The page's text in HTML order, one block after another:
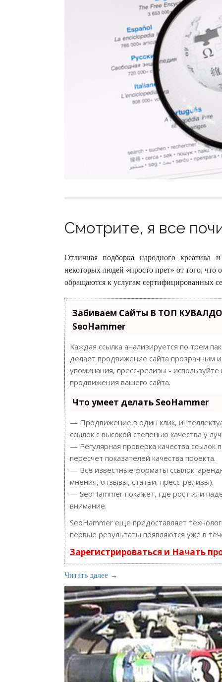
Смотрите, я все
Отличная подборка народного креатива
некоторых людей «просто прет» от того,
обращаются к услугам сертифицированных
Забиваем Сайты В ТОП
SeoHammer
Каждая ссылка анализируется по трем
делает продвижение сайта прозрачным
упоминания, пресс-релизы -
продвижения вашего сайта.
Что умеет делать SeoHammer
— Продвижение в один клик,
ссылок с высокой степенью качества у
— Регулярная проверка качества
пересчет показателей качества проекта.
— Все известные форматы ссылок:
мнения, отзывы, статьи, пресс-релизы).
— SeoHammer покажет, где рост или
внимание.
SeoHammer еще предоставляет
первые результаты появляются уже в
Зарегистрироваться и Начать
Читать далее →